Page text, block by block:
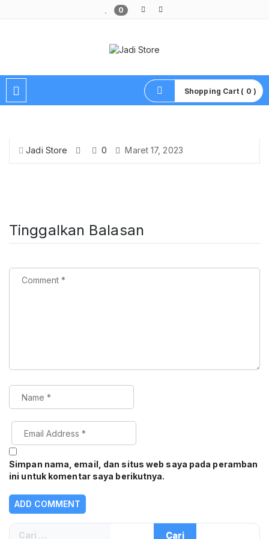
0
Shopping Cart ( 0 )
Jadi Store 0 Maret 17, 2023
Tinggalkan Balasan
Simpan nama, email, dan situs web saya pada peramban
ini untuk komentar saya berikutnya.
Cari